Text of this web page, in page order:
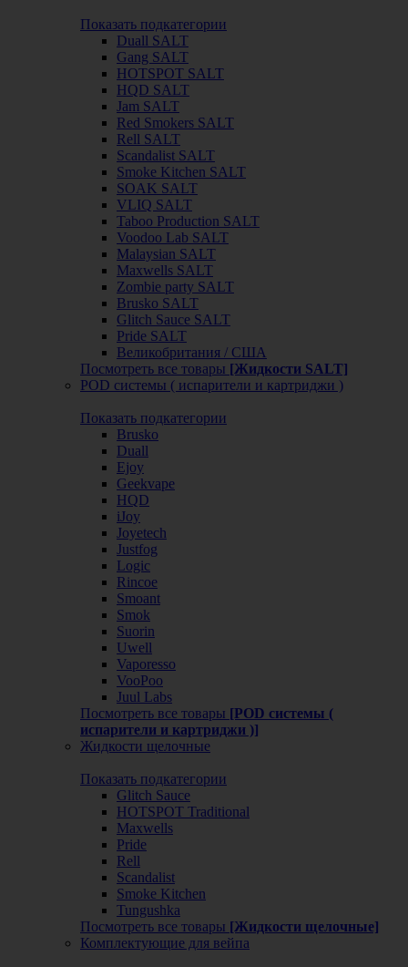
Показать подкатегории
Duall SALT
Gang SALT
HOTSPOT SALT
HQD SALT
Jam SALT
Red Smokers SALT
Rell SALT
Scandalist SALT
Smoke Kitchen SALT
SOAK SALT
VLIQ SALT
Taboo Production SALT
Voodoo Lab SALT
Malaysian SALT
Maxwells SALT
Zombie party SALT
Brusko SALT
Glitch Sauce SALT
Pride SALT
Великобритания / США
Посмотреть все товары [Жидкости SALT]
POD системы ( испарители и картриджи )
Показать подкатегории
Brusko
Duall
Ejoy
Geekvape
HQD
iJoy
Joyetech
Justfog
Logic
Rincoe
Smoant
Smok
Suorin
Uwell
Vaporesso
VooPoo
Juul Labs
Посмотреть все товары [POD системы (
испарители и картриджи )]
Жидкости щелочные
Показать подкатегории
Glitch Sauce
HOTSPOT Traditional
Maxwells
Pride
Rell
Scandalist
Smoke Kitchen
Tungushka
Посмотреть все товары [Жидкости щелочные]
Комплектующие для вейпа